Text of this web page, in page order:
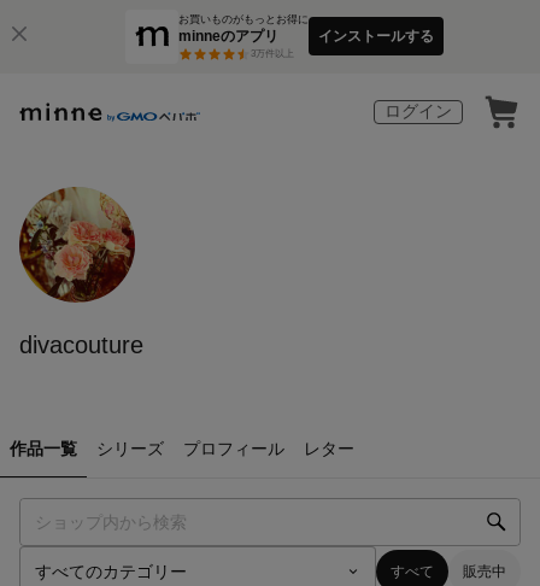
お買いものがもっとお得に
minneのアプリ
3万件以上
インストールする
ログイン
divacouture
作品一覧 シリーズ プロフィール レター
すべて 販売中